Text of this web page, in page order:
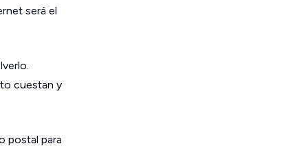
será el
cuestan y
postal para